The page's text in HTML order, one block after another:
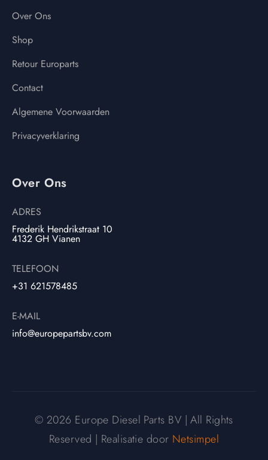
Over Ons
Shop
Retour Europarts
Contact
Algemene Voorwaarden
Privacyverklaring
Over Ons
ADRES
Frederik Hendrikstraat 10
4132 GH Vianen
TELEFOON
+31 621578485
E-MAIL
info@europepartsbv.com
© 2026 Europe Diesel Parts BV | All Rights
Reserved | Realisatie door Netsimpel